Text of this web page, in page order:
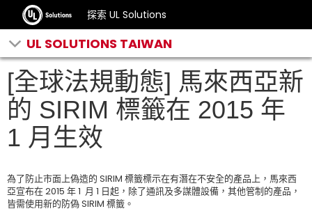
探索 UL Solutions
UL SOLUTIONS TAIWAN
[全球法規動態] 馬來西亞新
的 SIRIM 標籤在 2015 年
1 月生效
為了防止市面上偽造的 SIRIM 標籤標示在有潛在不安全的產品上，馬來西
亞宣布在 2015 年 1 月 1 日起，除了通訊及多謀體設備，其他管制的產品，
皆需使用新的防偽 SIRIM 標籤。